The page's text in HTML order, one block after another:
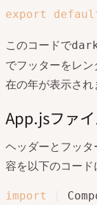
export
このコードで
でフッターをレ
在の年が表示され
App.jsファ
ヘッダーとフッタ
容を以下のコード
import